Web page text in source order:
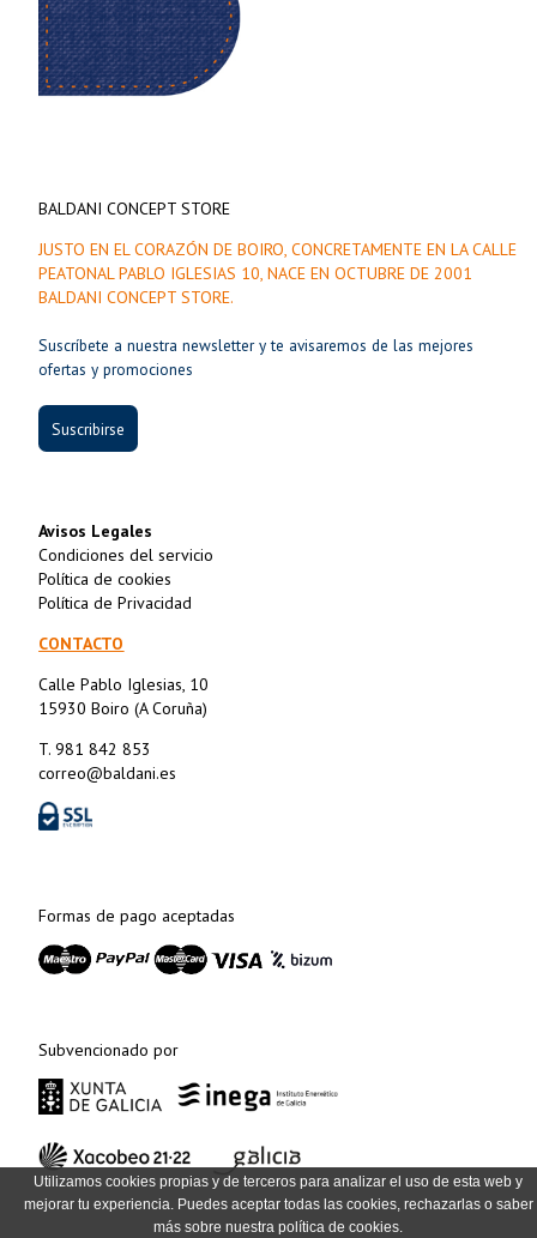
Utilizamos cookies propias y de terceros para analizar el uso de esta web y
mejorar tu experiencia. Puedes aceptar todas las cookies, rechazarlas o saber
más sobre nuestra política de cookies.
BALDANI CONCEPT STORE
JUSTO EN EL CORAZÓN DE BOIRO, CONCRETAMENTE EN LA CALLE
PEATONAL PABLO IGLESIAS 10, NACE EN OCTUBRE DE 2001
BALDANI CONCEPT STORE.
Suscríbete a nuestra newsletter y te avisaremos de las mejores
ofertas y promociones
Suscribirse
Avisos Legales
Condiciones del servicio
Política de cookies
Política de Privacidad
CONTACTO
Calle Pablo Iglesias, 10
15930 Boiro (A Coruña)
T. 981 842 853
correo@baldani.es
Formas de pago aceptadas
Subvencionado por